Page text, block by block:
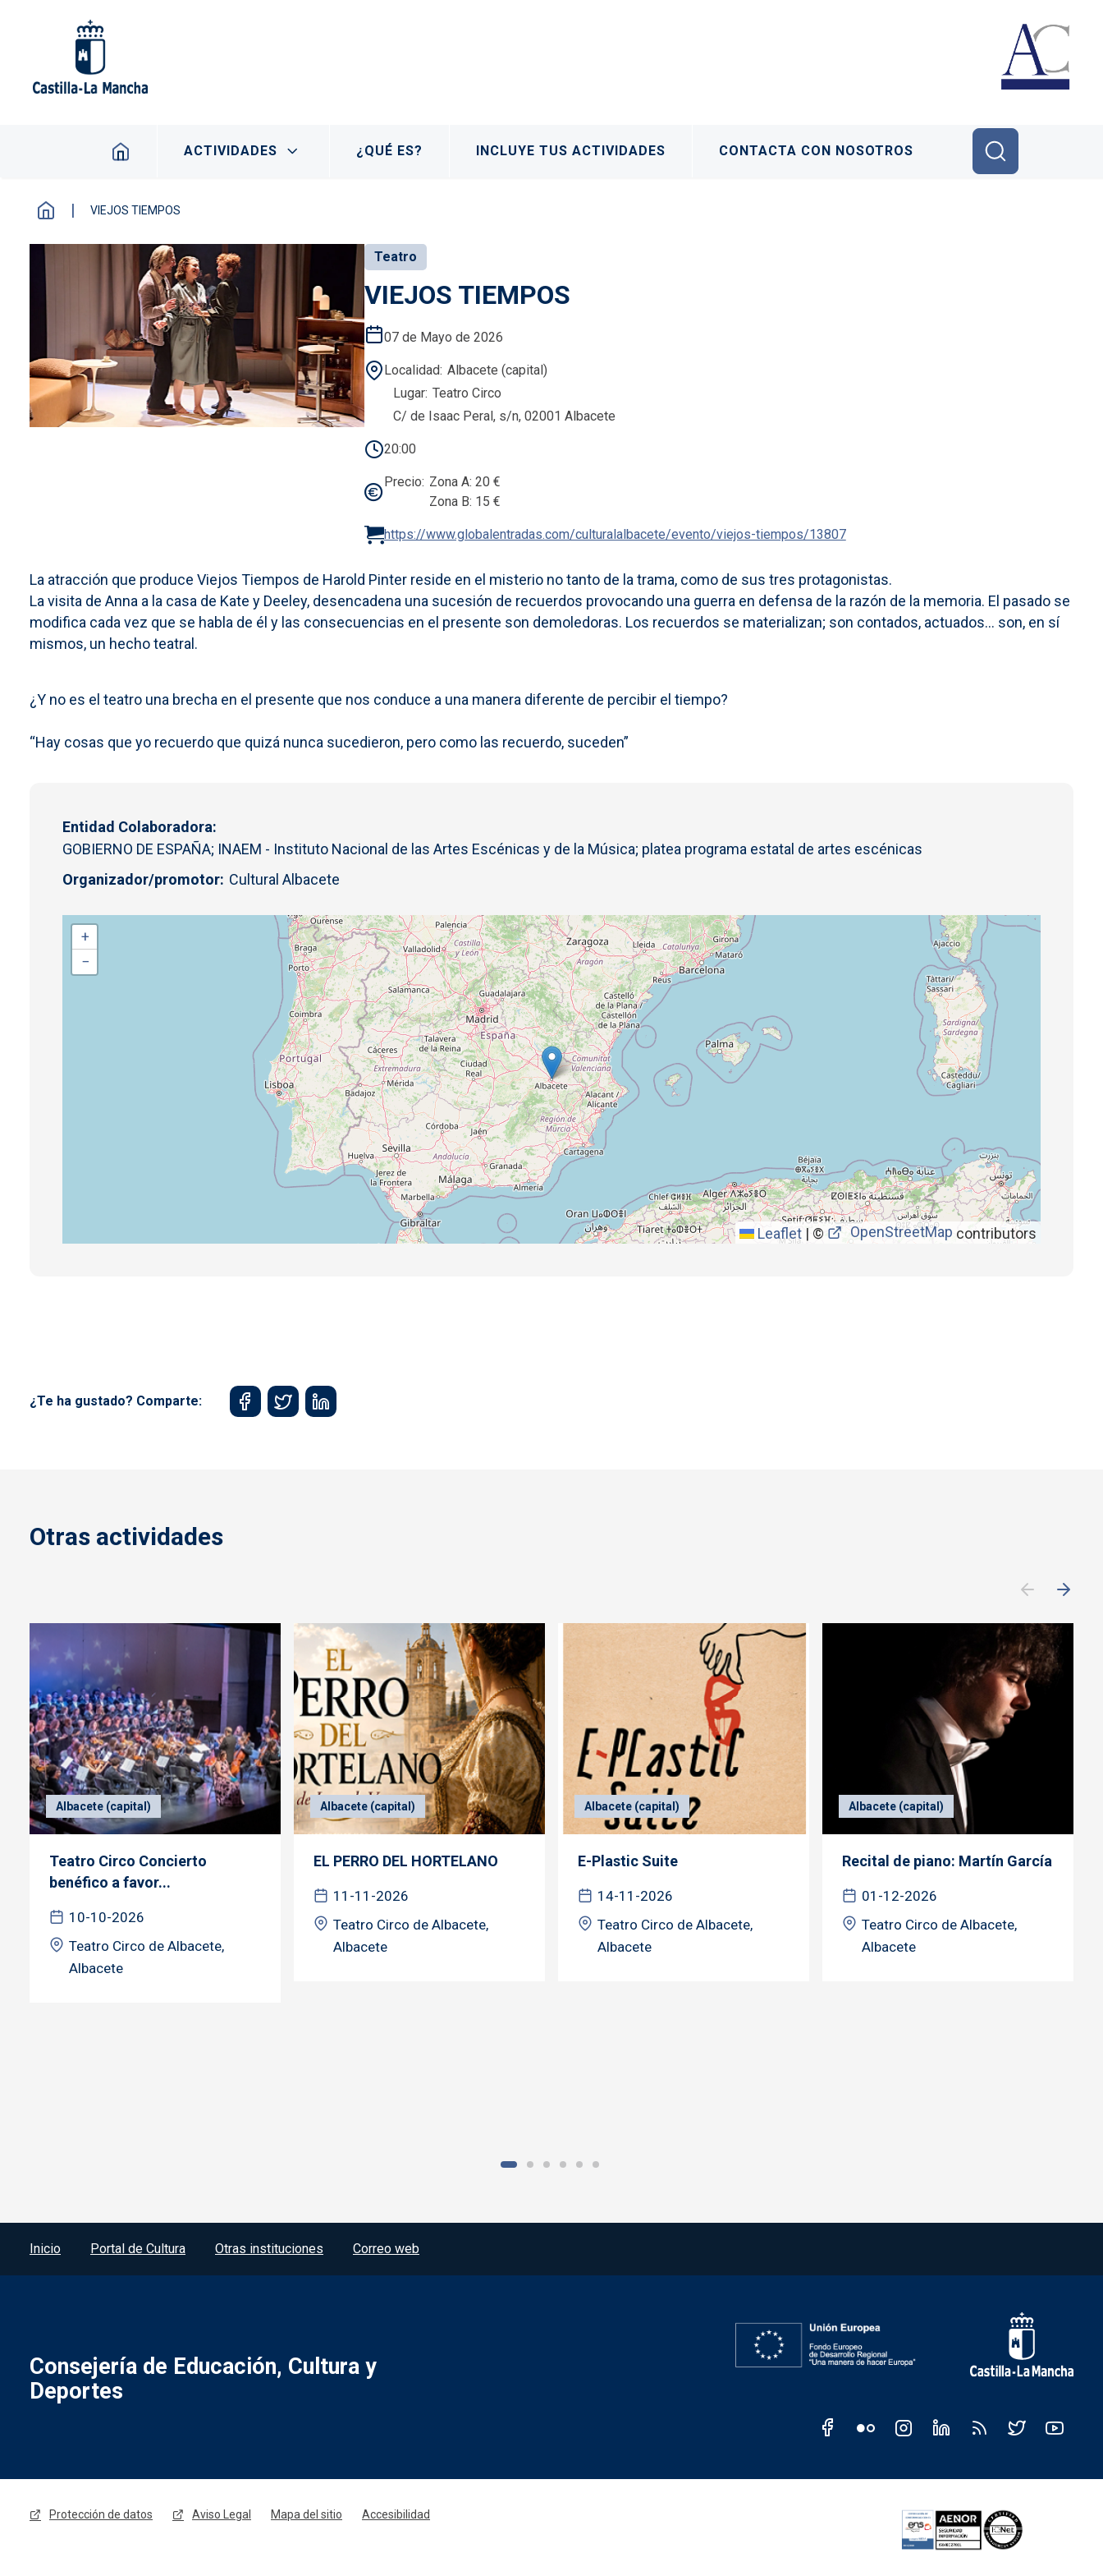
Navegación principal
ACTIVIDADES ¿QUÉ ES? INCLUYE TUS ACTIVIDADES CONTACTA CON NOSOTROS
VIEJOS TIEMPOS
Teatro
VIEJOS TIEMPOS
07 de Mayo de 2026
Localidad Albacete (capital)
Lugar Teatro Circo
C/ de Isaac Peral, s/n, 02001 Albacete
20:00
Precio Zona A: 20 €
Zona B: 15 €
https://www.globalentradas.com/culturalalbacete/evento/viejos-tiempos/13807
La atracción que produce Viejos Tiempos de Harold Pinter reside en el misterio no tanto de la trama, como de sus tres protagonistas.
La visita de Anna a la casa de Kate y Deeley, desencadena una sucesión de recuerdos provocando una guerra en defensa de la razón de la memoria. El pasado se
modifica cada vez que se habla de él y las consecuencias en el presente son demoledoras. Los recuerdos se materializan; son contados, actuados… son, en sí
mismos, un hecho teatral.
¿Y no es el teatro una brecha en el presente que nos conduce a una manera diferente de percibir el tiempo?
“Hay cosas que yo recuerdo que quizá nunca sucedieron, pero como las recuerdo, suceden”
Entidad Colaboradora
GOBIERNO DE ESPAÑA; INAEM - Instituto Nacional de las Artes Escénicas y de la Música; platea programa estatal de artes escénicas
Organizador/promotor Cultural Albacete
+
−
Leaflet | © OpenStreetMap contributors
¿Te ha gustado? Comparte:
Otras actividades
Albacete (capital)
Teatro Circo Concierto
benéfico a favor...
10-10-2026
Teatro Circo de Albacete,
Albacete
Albacete (capital)
EL PERRO DEL HORTELANO
11-11-2026
Teatro Circo de Albacete,
Albacete
Albacete (capital)
E-Plastic Suite
14-11-2026
Teatro Circo de Albacete,
Albacete
Albacete (capital)
Recital de piano: Martín García
01-12-2026
Teatro Circo de Albacete,
Albacete
Menú del pie
Inicio Portal de Cultura Otras instituciones Correo web
Consejería de Educación, Cultura y
Deportes
Protección de datos Aviso Legal Mapa del sitio Accesibilidad